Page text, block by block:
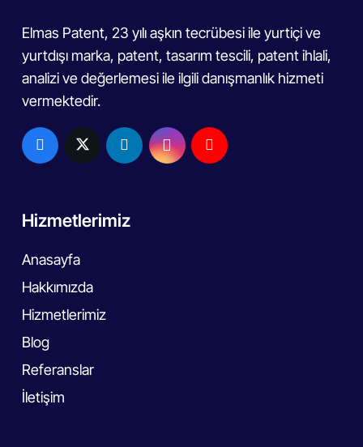
Elmas Patent, 23 yılı aşkın tecrübesi ile yurtiçi ve
yurtdışı marka, patent, tasarım tescili, patent ihlali,
analizi ve değerlemesi ile ilgili danışmanlık hizmeti
vermektedir.
Hizmetlerimiz
Anasayfa
Hakkımızda
Hizmetlerimiz
Blog
Referanslar
İletişim